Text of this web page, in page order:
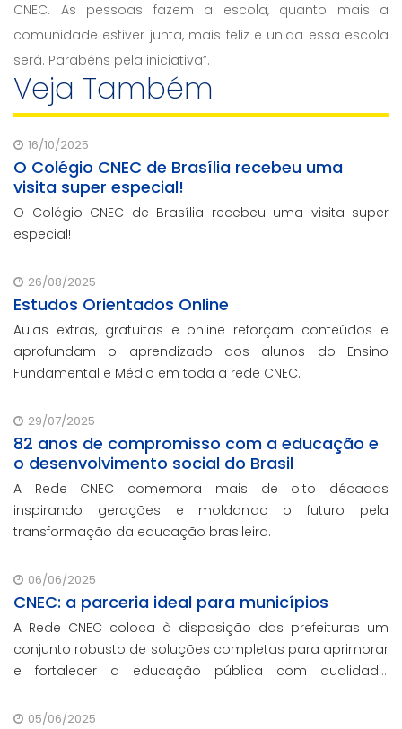
CNEC. As pessoas fazem a escola, quanto mais a
comunidade estiver junta, mais feliz e unida essa escola
será. Parabéns pela iniciativa”.
Veja Também
16/10/2025
O Colégio CNEC de Brasília recebeu uma
visita super especial!
O Colégio CNEC de Brasília recebeu uma visita super
especial!
26/08/2025
Estudos Orientados Online
Aulas extras, gratuitas e online reforçam conteúdos e
aprofundam o aprendizado dos alunos do Ensino
Fundamental e Médio em toda a rede CNEC.
29/07/2025
82 anos de compromisso com a educação e
o desenvolvimento social do Brasil
A Rede CNEC comemora mais de oito décadas
inspirando gerações e moldando o futuro pela
transformação da educação brasileira.
06/06/2025
CNEC: a parceria ideal para municípios
A Rede CNEC coloca à disposição das prefeituras um
conjunto robusto de soluções completas para aprimorar
e fortalecer a educação pública com qualidade,
que não participaram da Marcha dos Prefeito
05/06/2025